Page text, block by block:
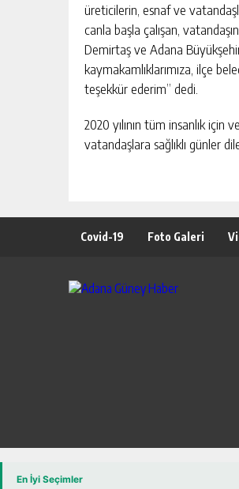
üreticilerin, esnaf ve
canla başla çalışan,
Demirtaş ve Adana
kaymakamlıklarımıza, ilçe
teşekkür ederim” dedi.
2020 yılının tüm insanlık
vatandaşlara sağlıklı günler
Covid-19 Foto Galeri
En İyi Seçimler